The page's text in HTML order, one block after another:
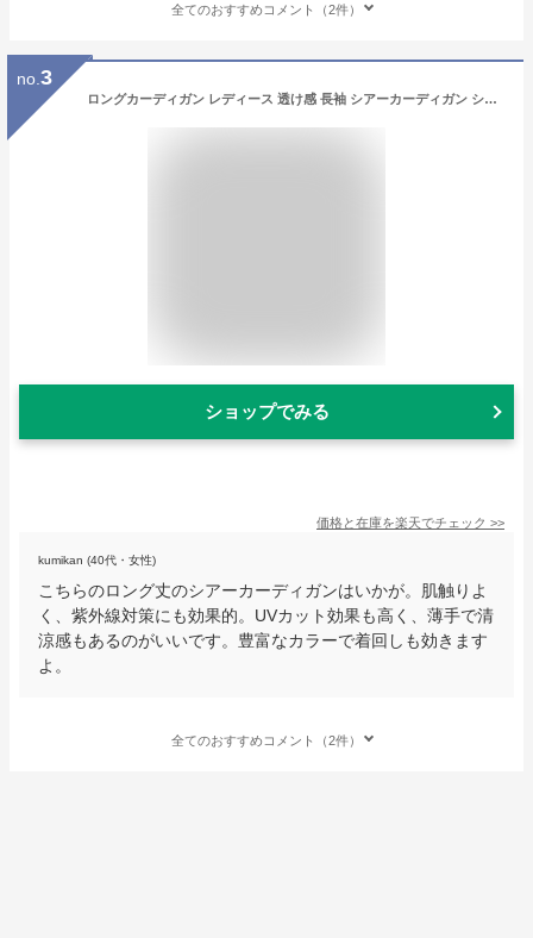
全てのおすすめコメント（2件）
no. 3
ロングカーディガン レディース 透け感 長袖 シアーカーディガン シフォンカーディガン マキシ丈 清涼感 薄手 涼しい カーディガン 冷房対策 紫外線 UVカット
ショップでみる
価格と在庫を楽天でチェック >>
kumikan (40代・女性)
こちらのロング丈のシアーカーディガンはいかが。肌触りよ
く、紫外線対策にも効果的。UVカット効果も高く、薄手で清
涼感もあるのがいいです。豊富なカラーで着回しも効きます
よ。
全てのおすすめコメント（2件）